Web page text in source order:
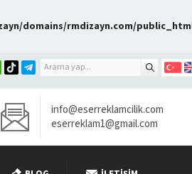
domains/rmdizayn.com/
info@eserreklamcilik.com
eserreklam1@gmail.com